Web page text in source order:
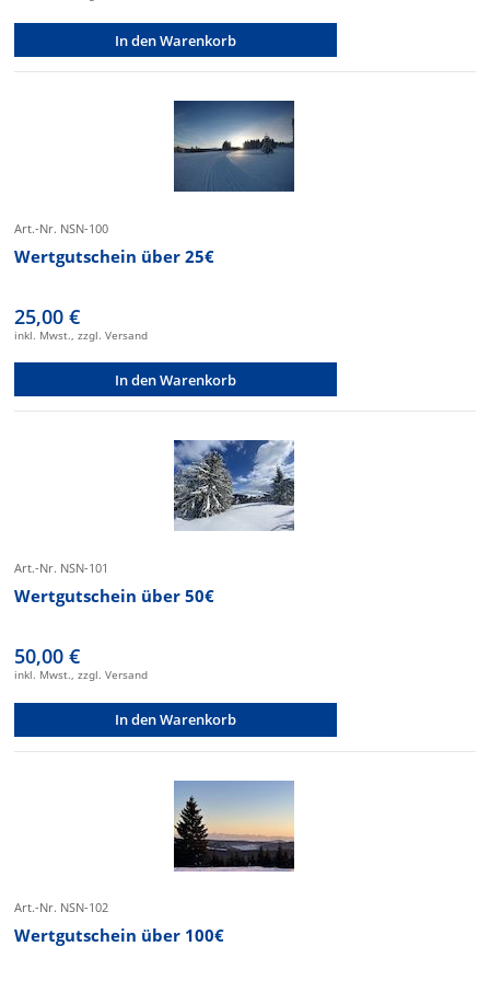
In den Warenkorb
Art.-Nr. NSN-100
Wertgutschein über 25€
25,00 €
inkl. Mwst., zzgl. Versand
In den Warenkorb
Art.-Nr. NSN-101
Wertgutschein über 50€
50,00 €
inkl. Mwst., zzgl. Versand
In den Warenkorb
Art.-Nr. NSN-102
Wertgutschein über 100€